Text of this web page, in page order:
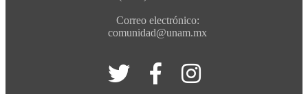
Correo electrónico:
comunidad@unam.mx